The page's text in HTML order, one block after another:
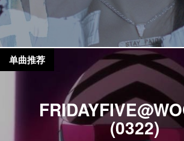
(0322)
单曲推荐